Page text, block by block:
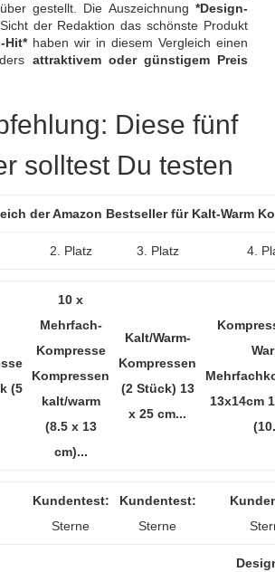
gestellt. Die Auszeichnung*Design-
der Redaktion das schönste Produkt
Hit*haben wir in diesem Vergleich einen
attraktivem oder günstigem Preis
Diese fünf
solltest Du testen
der Amazon Bestseller für Kalt-Warm
2. Platz 3. Platz 4.
(5
10 x
Mehrfach-
Kompresse
Kompressen
kalt/warm
(8.5 x 13
cm)...
Kalt/Warm-
Kompressen
(2 Stück) 13
x 25 cm...
13x14cm
Kundentest:
Sterne
Kundentest:
Sterne